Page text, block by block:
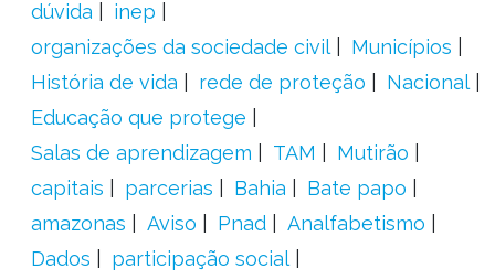
dúvida
inep
organizações da sociedade civil
Municípios
História de vida
rede de proteção
Nacional
Educação que protege
Salas de aprendizagem
TAM
Mutirão
capitais
parcerias Bahia
Bate papo
amazonas
Aviso Pnad
Analfabetismo
Dados
participação social